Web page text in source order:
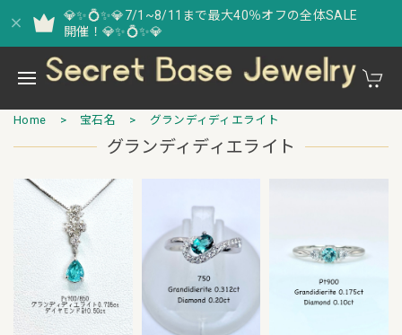
💎✨💍✨💎7/1~8/11まで最大40％オフの全体SALE
開催！💎✨💍✨💎
Home 宝石名 グランディディエライト
グランディディエライト